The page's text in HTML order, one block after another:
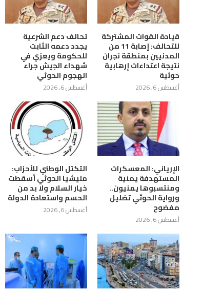
يرتفع مع انخفاض الدولار
النفط يتراجع وسط مؤشرات على
محاولات أمريكية لفتح...
قيادة القوات المشتركة
للتحالف: إصابة 11 من
المدنيين بمنطقة نجران
نتيجة اعتداءات إرهابية
حوثية
أغسطس 6, 2026
تحالف دعم الشرعية
يجدد دعمه الثابت
للحكومة ويعزي في
شهداء الجيش جراء
الهجوم الحوثي
أغسطس 6, 2026
الإرياني: المعسكرات
المستهدفة يمنية
ومنتسبوها يمنيون..
ورواية الحوثي تضليل
مفضوح
أغسطس 6, 2026
التكتل الوطني للأحزاب:
مليشيا الحوثي أسقطت
خيار السلام ولا بد من
الحسم واستعادة الدولة
أغسطس 6, 2026